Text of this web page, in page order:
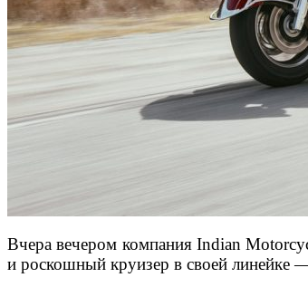
Вчера вечером компания Indian
и роскошный круизер в своей линейке